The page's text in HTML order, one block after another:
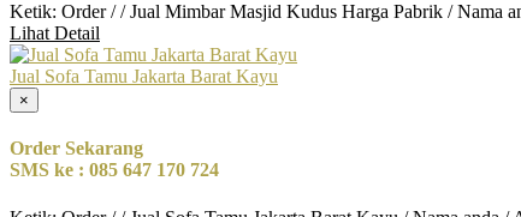
Ketik: Order / / Jual Mimbar Masjid Kudus Harga Pabrik / Nama
Lihat Detail
Jual Sofa Tamu Jakarta Barat Kayu
×
Order Sekarang
SMS ke : 085 647 170 724